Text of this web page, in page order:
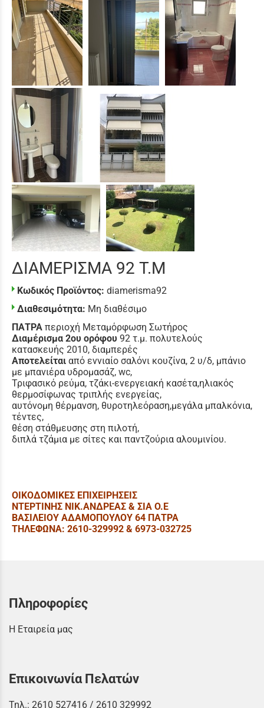
ΔΙΑΜΕΡΙΣΜΑ 92 Τ.Μ
Κωδικός Προϊόντος: diamerisma92
Διαθεσιμότητα: Μη διαθέσιμο
ΠΑΤΡΑ περιοχή Μεταμόρφωση Σωτήρος
Διαμέρισμα 2ου ορόφου 92 τ.μ. πολυτελούς
κατασκευής 2010, διαμπερές
Αποτελείται από εννιαίο σαλόνι κουζίνα, 2 υ/δ, μπάνιο
με μπανιέρα υδρομασάζ, wc,
Τριφασικό ρεύμα, τζάκι-ενεργειακή κασέτα,ηλιακός
θερμοσίφωνας τριπλής ενεργείας,
αυτόνομη θέρμανση, θυροτηλεόραση,μεγάλα μπαλκόνια,
τέντες,
θέση στάθμευσης στη πιλοτή,
διπλά τζάμια με σίτες και παντζούρια αλουμινίου.
ΟΙΚΟΔΟΜΙΚΕΣ ΕΠΙΧΕΙΡΗΣΕΙΣ
ΝΤΕΡΤΙΝΗΣ ΝΙΚ.ΑΝΔΡΕΑΣ & ΣΙΑ Ο.Ε
ΒΑΣΙΛΕΙΟΥ ΑΔΑΜΟΠΟΥΛΟΥ 64 ΠΑΤΡΑ
ΤΗΛΕΦΩΝΑ: 2610-329992 & 6973-032725
Πληροφορίες
Η Εταιρεία μας
Επικοινωνία Πελατών
Τηλ.: 2610 527416 / 2610 329992